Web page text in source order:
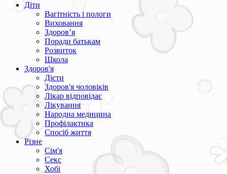
Діти
Вагітність і пологи
Виховання
Здоров’я
Поради батькам
Розвиток
Школа
Здоров'я
Дієти
Здоров'я чоловіків
Лікар відповідає
Лікування
Народна медицина
Профілактика
Спосіб життя
Різне
Сім'я
Секс
Хобі